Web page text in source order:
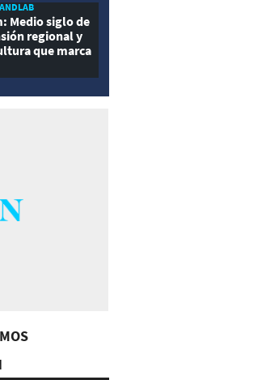
Medio siglo de
regional y
que marca